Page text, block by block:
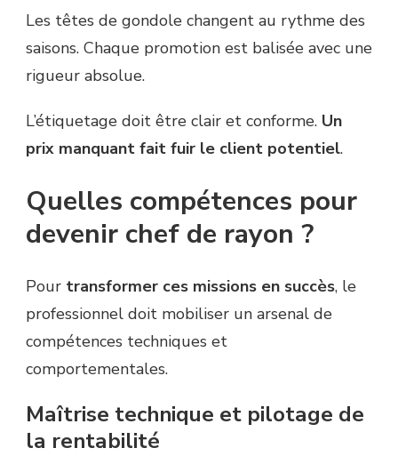
Les têtes de gondole changent au rythme des
saisons. Chaque promotion est balisée avec une
rigueur absolue.
L’étiquetage doit être clair et conforme. Un
prix manquant fait fuir le client potentiel.
Quelles compétences pour
devenir chef de rayon ?
Pour transformer ces missions en succès, le
professionnel doit mobiliser un arsenal de
compétences techniques et
comportementales.
Maîtrise technique et pilotage de
la rentabilité